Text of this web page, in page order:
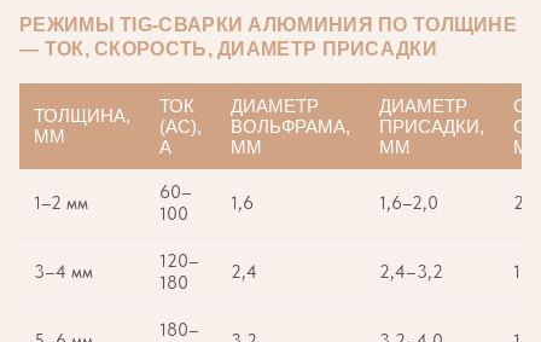
РЕЖИМЫ TIG-СВАРКИ АЛЮМИНИЯ ПО ТОЛЩИНЕ
— ТОК, СКОРОСТЬ, ДИАМЕТР ПРИСАДКИ
ТОЛЩИНА,
ММ
ТОК
(AC),
А
ДИАМЕТР
ВОЛЬФРАМА,
ММ
ДИАМЕТР
ПРИСАДКИ,
ММ
1–2 мм
60–
100
1,6 1,6–2,0
3–4 мм
120–
180
2,4 2,4–3,2
180–